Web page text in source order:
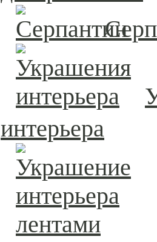
интерьера